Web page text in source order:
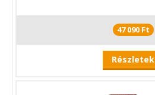
47 090 Ft
Részletek